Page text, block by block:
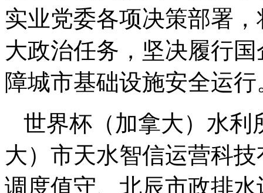
实业党委各项决策部署
大政治任务，坚决履行
障城市基础设施安全运行
世界杯（加拿大）水利
大）市天水智信运营科
调度值守、北辰市政排